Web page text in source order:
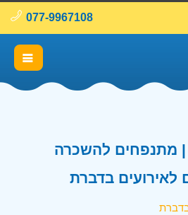
077-9967108
מתנפחים להשכרה
בדברת